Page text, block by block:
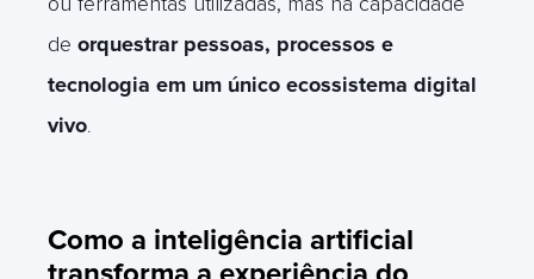
de orquestrar pessoas, processos e
tecnologia em um único ecossistema digital
vivo.
Como a inteligência artificial